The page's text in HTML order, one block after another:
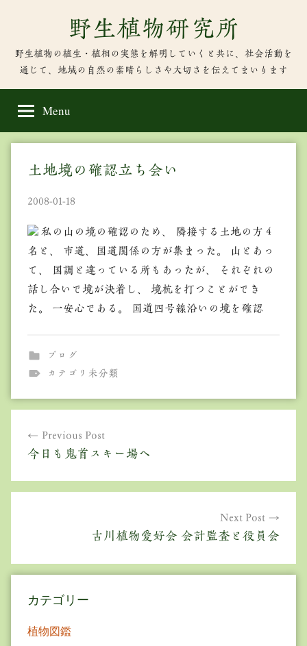
content
野生植物研究所
野生植物の植生・植相の実態を解明していくと共に、社会活動を
通じて、地域の自然の素晴らしさや大切さを伝えてまいります
Menu
土地境の確認立ち会い
2008-01-18
私の山の境の確認のため、 隣接する土地の方４
名と、 市道、国道関係の方が集まった。 山とあっ
て、 国調と違っている所もあったが、 それぞれの
話し合いで境が決着し、 境杭を打つことができ
た。 一安心である。 国道四号線沿いの境を確認
ブログ
カテゴリ未分類
ビ
シ
Previous Post
今日も鬼首スキー場へ
Next Post
古川植物愛好会 会計監査と役員会
カテゴリー
植物図鑑